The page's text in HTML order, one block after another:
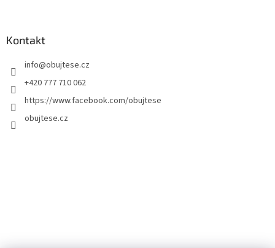
Kontakt
info@obujtese.cz
+420 777 710 062
https://www.facebook.com/obujtese
obujtese.cz